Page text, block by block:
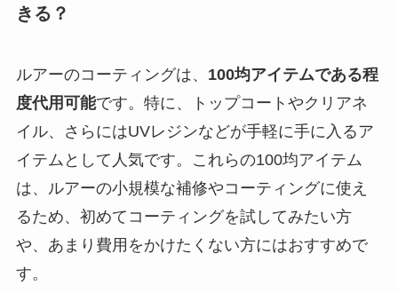
きる？
ルアーのコーティングは、 100均アイテムである程
度代用可能です。特に、トップコートやクリアネ
イル、さらにはUVレジンなどが手軽に手に入るア
イテムとして人気です。これらの100均アイテム
は、ルアーの小規模な補修やコーティングに使え
るため、初めてコーティングを試してみたい方
や、あまり費用をかけたくない方にはおすすめで
す。